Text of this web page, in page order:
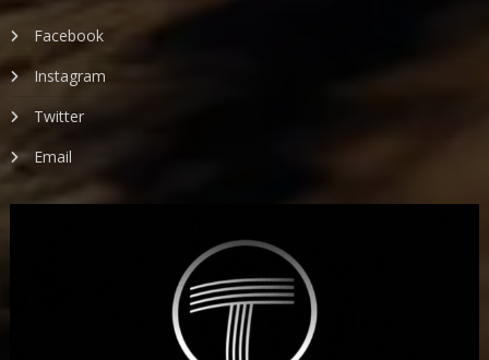
Facebook
Instagram
Twitter
Email